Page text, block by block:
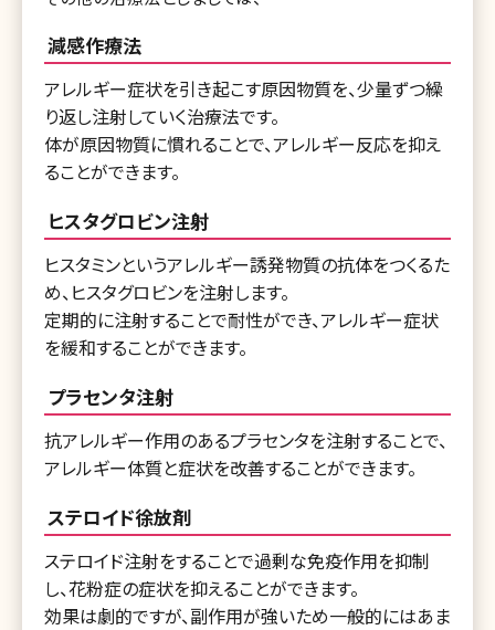
減感作療法
アレルギー症状を引き起こす原因物質を、少量ずつ繰
り返し注射していく治療法です。
体が原因物質に慣れることで、アレルギー反応を抑え
ることができます。
ヒスタグロビン注射
ヒスタミンというアレルギー誘発物質の抗体をつくるた
め、ヒスタグロビンを注射します。
定期的に注射することで耐性ができ、アレルギー症状
を緩和することができます。
プラセンタ注射
抗アレルギー作用のあるプラセンタを注射することで、
アレルギー体質と症状を改善することができます。
ステロイド徐放剤
ステロイド注射をすることで過剰な免疫作用を抑制
し、花粉症の症状を抑えることができます。
効果は劇的ですが、副作用が強いため一般的にはあま